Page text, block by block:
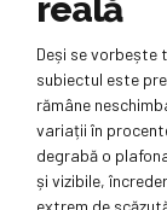
reală
Deși se vorbește
subiectul este
rămâne
variații în
degrabă o
și vizibile,
extrem de